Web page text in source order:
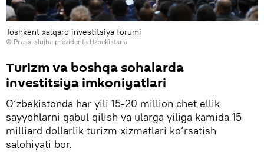
Toshkent xalqaro investitsiya forumi
© Press-slujba prezidenta Uzbekistana
Turizm va boshqa sohalarda
investitsiya imkoniyatlari
O‘zbekistonda har yili 15-20 million chet ellik
sayyohlarni qabul qilish va ularga yiliga kamida 15
milliard dollarlik turizm xizmatlari ko‘rsatish
salohiyati bor.